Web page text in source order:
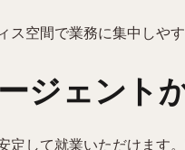
ス空間で業務に集中しやす
ジェント
定して就業いただけます